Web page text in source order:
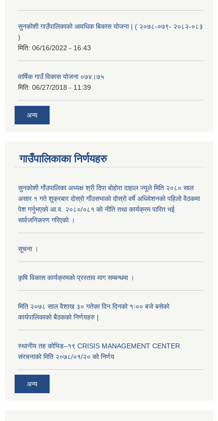
सुनकोशी गाउँपालिकाको आवधिक बिकास योजना | ( २०७८-०७९- २०८२-०८३
)
मिति: 06/16/2022 - 16:43
वार्षिक गाउँ विकास योजना ०७४।७५
मिति: 06/27/2018 - 11:39
अन्य
गाउँपालिकाका निर्णयहरु
सुनकाेशी गाँउपालिका अध्यक्ष श्री दिपा बाेहाेरा दाहाल ज्यूले मिति २०८० साल
असार १ गते शुक्रबार दाेस्राे गाँउसभाकाे दाेस्राे वर्षे अधिवेशनकाे पहिलाे वैठकमा
पेश गर्नुभएकाे आ.व. २०८०/०८१ काे नीति तथा कार्यक्रम पारित भई
सार्वजनिकरण गरिएकाे ।
सूचना ।
कृषि विकास कार्यक्रमको प्रस्ताव माग सम्बन्धमा ।
मिति २०७८ साल वैशाख ३० गतेका दिन दिनको १ः०० बजे बसेको
कार्यपालिकाको बैठकको निर्णयहरु |
स्थानीय तह कोभिड–१९ CRISIS MANAGEMENT CENTER
संरचनाको मिति २०७८/०१/२० को निर्णय
अन्य